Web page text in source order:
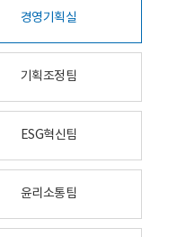
경영기획실
기획조정팀
ESG혁신팀
윤리소통팀